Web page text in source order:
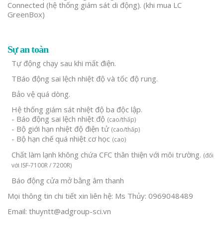
Connected (hệ thống giám sát di động). (khi mua LC
GreenBox)
Sự an toàn
Tự động chạy sau khi mất điện.
TBáo động sai lệch nhiệt độ và tốc độ rung.
Bảo vệ quá dòng.
Hệ thống giám sát nhiệt độ ba độc lập.
- Báo động sai lệch nhiệt độ (cao/thấp)
- Bộ giới hạn nhiệt độ điện tử (cao/thấp)
- Bộ hạn chế quá nhiệt cơ học (cao)
Chất làm lạnh không chứa CFC thân thiện với môi trường. (đối
với ISF-7100R / 7200R)
Báo động cửa mở bằng âm thanh
Mọi thông tin chi tiết xin liên hệ: Ms Thủy: 0969048489
Email: thuyntt@adgroup-sci.vn